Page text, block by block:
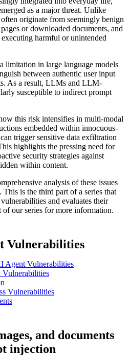
as a major threat. Unlike
originate from seemingly benign
or downloaded documents, and
harmful or unintended
limitation in large language models
between authentic user input
As a result, LLMs and LLM-
susceptible to indirect prompt
this risk intensifies in multi-modal
embedded within innocuous-
trigger sensitive data exfiltration
highlights the pressing need for
security strategies against
within content.
analysis of these issues
is the third part of a series that
and evaluates their
of our series for more information.
Vulnerabilities
Agent Vulnerabilities
Vulnerabilities
Vulnerabilities
and documents
injection